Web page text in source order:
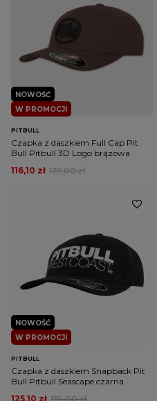
W PROMOCJI
NOWOŚĆ
PITBULL
Czapka z daszkiem Full Cap Pit
Bull Pitbull 3D Logo brązowa
129,00 zł
116,10 zł
W PROMOCJI
NOWOŚĆ
PITBULL
Czapka z daszkiem Snapback Pit
Bull Pitbull Seascape czarna
139,00 zł
125,10 zł